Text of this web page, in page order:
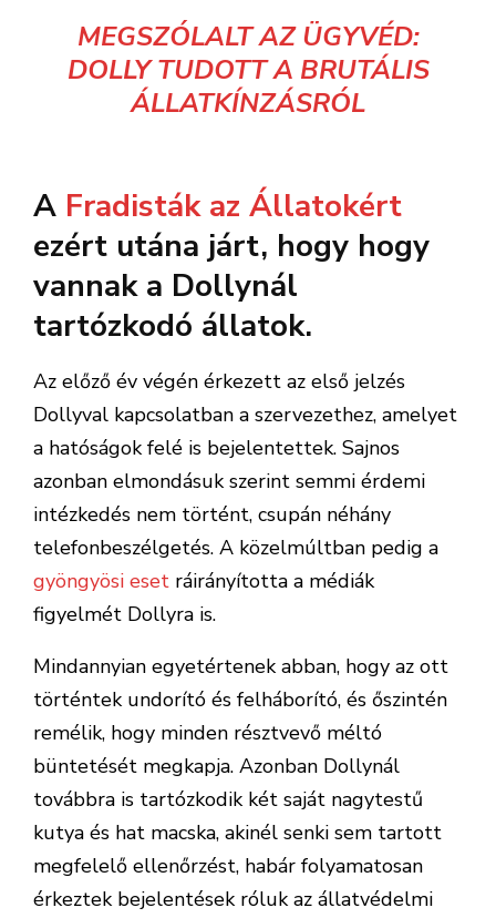
MEGSZÓLALT AZ ÜGYVÉD:
DOLLY TUDOTT A BRUTÁLIS
ÁLLATKÍNZÁSRÓL
A Fradisták az Állatokért
ezért utána járt, hogy hogy
vannak a Dollynál
tartózkodó állatok.
Az előző év végén érkezett az első jelzés
Dollyval kapcsolatban a szervezethez, amelyet
a hatóságok felé is bejelentettek. Sajnos
azonban elmondásuk szerint semmi érdemi
intézkedés nem történt, csupán néhány
telefonbeszélgetés. A közelmúltban pedig a
gyöngyösi eset ráirányította a médiák
figyelmét Dollyra is.
Mindannyian egyetértenek abban, hogy az ott
történtek undorító és felháborító, és őszintén
remélik, hogy minden résztvevő méltó
büntetését megkapja. Azonban Dollynál
továbbra is tartózkodik két saját nagytestű
kutya és hat macska, akinél senki sem tartott
megfelelő ellenőrzést, habár folyamatosan
érkeztek bejelentések róluk az állatvédelmi